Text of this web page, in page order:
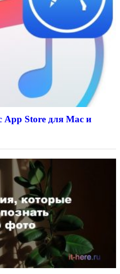
App Store для Mac и